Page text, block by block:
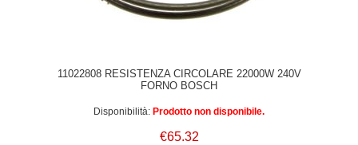
11022808 RESISTENZA CIRCOLARE 22000W 240V
FORNO BOSCH
Disponibilità: Prodotto non disponibile.
€65.32